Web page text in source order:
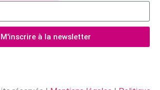
M'inscrire à la newsletter